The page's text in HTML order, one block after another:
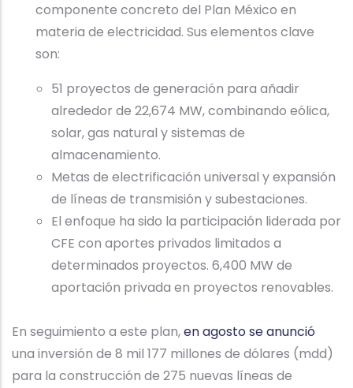
componente concreto del Plan México en
materia de electricidad. Sus elementos clave
son:
51 proyectos de generación para añadir
alrededor de 22,674 MW, combinando eólica,
solar, gas natural y sistemas de
almacenamiento.
Metas de electrificación universal y expansión
de líneas de transmisión y subestaciones.
El enfoque ha sido la participación liderada por
CFE con aportes privados limitados a
determinados proyectos. 6,400 MW de
aportación privada en proyectos renovables.
En seguimiento a este plan,en agosto se anunció
una inversión de 8 mil 177 millones de dólares (mdd)
para la construcción de 275 nuevas líneas de